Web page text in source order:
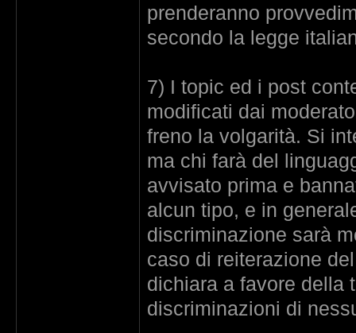
prenderanno
secondo la legge
7) I topic ed i post
modificati dai
freno la volgarità. Si
ma chi farà del
avvisato prima e
alcun tipo, e in
discriminazione sarà
caso di reiterazione
dichiara a favore della
discriminazioni di